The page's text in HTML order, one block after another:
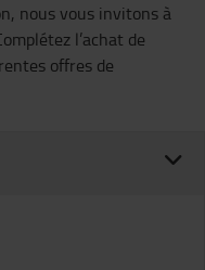
nous vous invitons à
l’achat de
offres de